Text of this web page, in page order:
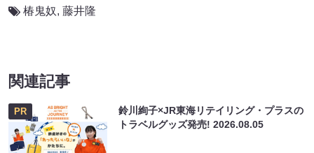
椿鬼奴, 藤井隆
関連記事
PR
鈴川絢子×JR東海リテイリング・プラスの
トラベルグッズ発売!2026.08.05